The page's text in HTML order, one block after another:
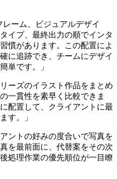
レーム、ビジュアルデザイ
イプ、最終出力の順でインタ
慣があります。この配置によ
に追跡でき、チームにデザイ
単です。」
リーズのイラスト作品をまとめ
一貫性を素早く比較できま
配置して、クライアントに最
す。」
アントの好みの度合いで写真を
を最前面に、代替案をその次
処理作業の優先順位が一目瞭